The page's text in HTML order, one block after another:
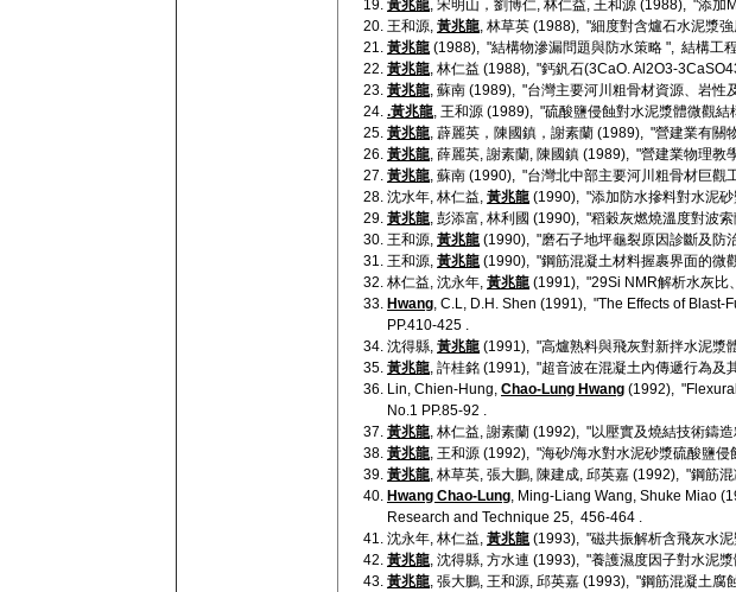
黃兆龍, 宋明山，劉博仁, 林仁益, 王和源 (1988), "添
王和源, 黃兆龍, 林草英 (1988), "細度對含爐石水泥漿
黃兆龍 (1988), "結構物滲漏問題與防水策略 ", 結構工
黃兆龍, 林仁益 (1988), "鈣釩石(3CaO. Al2O3-
黃兆龍, 蘇南 (1989), "台灣主要河川粗骨材資源、岩
.黃兆龍, 王和源 (1989), "硫酸鹽侵蝕對水泥漿體微觀
黃兆龍, 薜麗英，陳國鎮，謝素蘭 (1989), "營建業有
黃兆龍, 薛麗英, 謝素蘭, 陳國鎮 (1989), "營建業物理
黃兆龍, 蘇南 (1990), "台灣北中部主要河川粗骨材巨
沈水年, 林仁益, 黃兆龍 (1990), "添加防水摻料對水泥
黃兆龍, 彭添富, 林利國 (1990), "稻穀灰燃燒溫度對波
王和源, 黃兆龍 (1990), "磨石子地坪龜裂原因診斷及防
王和源, 黃兆龍 (1990), "鋼筋混凝土材料握裹界面的微
林仁益, 沈永年, 黃兆龍 (1991), "29Si NMR解析水灰比
Hwang, C.L, D.H. Shen (1991), "The Effects of
PP.410-425 .
沈得縣, 黃兆龍 (1991), "高爐熟料與飛灰對新拌水泥漿
黃兆龍, 許桂銘 (1991), "超音波在混凝土內傳遞行為
Lin, Chien-Hung, Chao-Lung Hwang (1992),
No.1 PP.85-92 .
黃兆龍, 林仁益, 謝素蘭 (1992), "以壓實及燒結技術鑄
黃兆龍, 王和源 (1992), "海砂/海水對水泥砂漿硫酸鹽
黃兆龍, 林草英, 張大鵬, 陳建成, 邱英嘉 (1992), "鋼筋
Hwang Chao-Lung, Ming-Liang Wang, Shuke Miao
Research and Technique 25, 456-464 .
沈永年, 林仁益, 黃兆龍 (1993), "磁共振解析含飛灰水
黃兆龍, 沈得縣, 方水連 (1993), "養護濕度因子對水泥
黃兆龍, 張大鵬, 王和源, 邱英嘉 (1993), "鋼筋混凝土